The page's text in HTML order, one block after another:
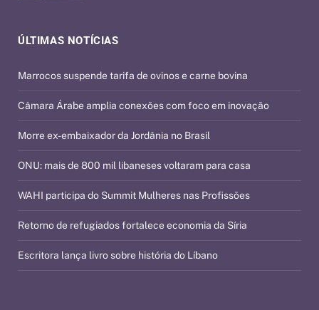
ÚLTIMAS NOTÍCIAS
Marrocos suspende tarifa de ovinos e carne bovina
Câmara Árabe amplia conexões com foco em inovação
Morre ex-embaixador da Jordânia no Brasil
ONU: mais de 800 mil libaneses voltaram para casa
WAHI participa do Summit Mulheres nas Profissões
Retorno de refugiados fortalece economia da Síria
Escritora lança livro sobre história do Líbano